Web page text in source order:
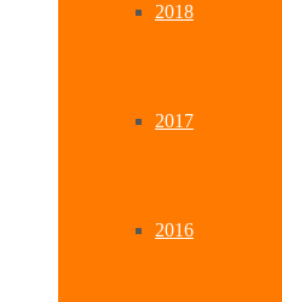
2018
2017
2016